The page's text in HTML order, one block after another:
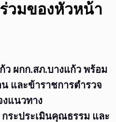
วมของหัวหน้า
ว ผกก.สภ.บางแก้ว พร้อม
และข้าราชการตำรวจ
แนวทาง
กระประเมินคุณธรรม และ